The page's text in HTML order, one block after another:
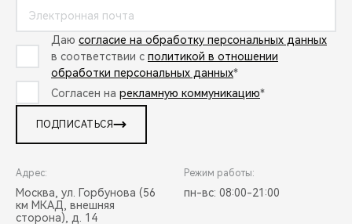
Даю согласие на обработку персональных данных
в соответствии с политикой в отношении
обработки персональных данных*
Согласен на рекламную коммуникацию*
ПОДПИСАТЬСЯ
Адрес:
Москва, ул. Горбунова (56
км МКАД, внешняя
сторона), д. 14
Режим работы:
пн-вс: 08:00-21:00